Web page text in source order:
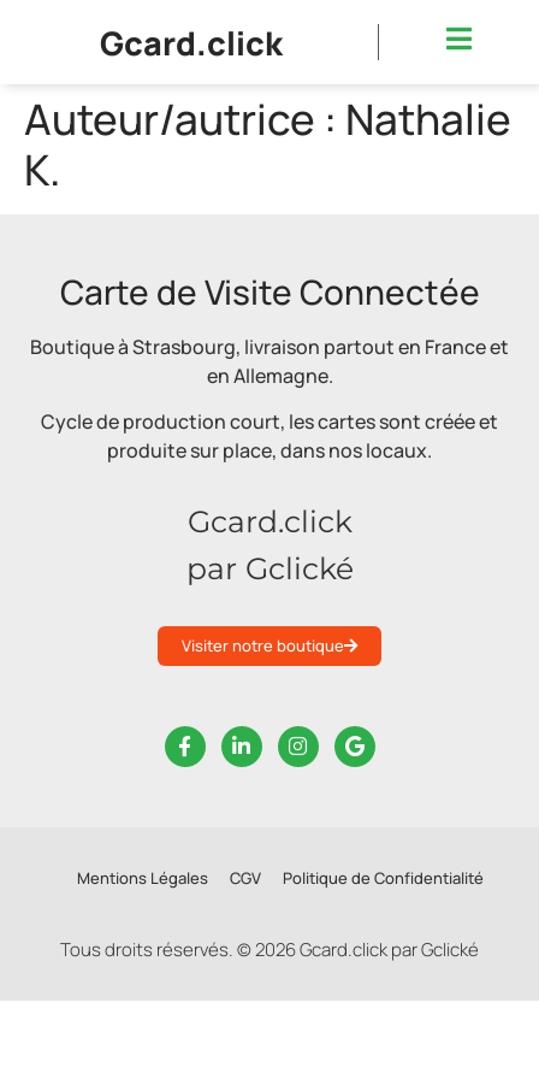
Gcard.click
Auteur/autrice : Nathalie
K.
Carte de Visite Connectée
Boutique à Strasbourg, livraison partout en France et
en Allemagne.
Cycle de production court, les cartes sont créée et
produite sur place, dans nos locaux.
Gcard.click
par Gclické
Visiter notre boutique
Mentions Légales CGV Politique de Confidentialité
Tous droits réservés. © 2026 Gcard.click par Gclické